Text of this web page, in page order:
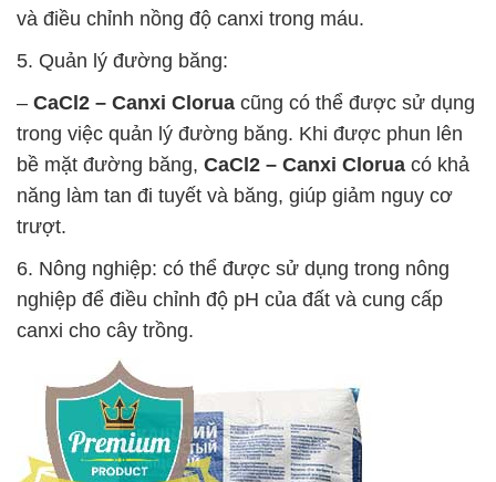
và điều chỉnh nồng độ canxi trong máu.
5. Quản lý đường băng:
– CaCl2 – Canxi Clorua cũng có thể được sử dụng
trong việc quản lý đường băng. Khi được phun lên
bề mặt đường băng, CaCl2 – Canxi Clorua có khả
năng làm tan đi tuyết và băng, giúp giảm nguy cơ
trượt.
6. Nông nghiệp: có thể được sử dụng trong nông
nghiệp để điều chỉnh độ pH của đất và cung cấp
canxi cho cây trồng.